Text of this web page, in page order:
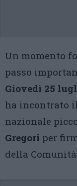
Un momento
passo
Giovedì 25
ha incontrato
nazionale
Gregori per
della